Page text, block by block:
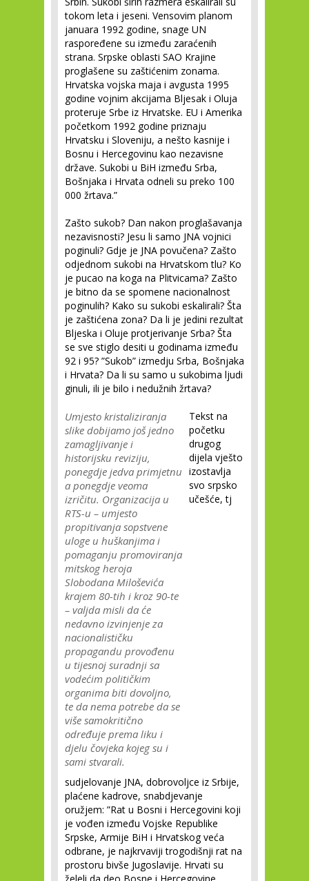
tokom leta i jeseni. Vensovim planom
januara 1992 godine, snage UN
raspoređene su između zaraćenih
strana. Srpske oblasti SAO Krajine
proglašene su zaštićenim zonama.
Hrvatska vojska maja i avgusta 1995
godine vojnim akcijama Bljesak i Oluja
proteruje Srbe iz Hrvatske. EU i Amerika
početkom 1992 godine priznaju
Hrvatsku i Sloveniju, a nešto kasnije i
Bosnu i Hercegovinu kao nezavisne
države. Sukobi u BiH između Srba,
Bošnjaka i Hrvata odneli su preko 100
000 žrtava.”
Zašto sukob? Dan nakon proglašavanja
nezavisnosti? Jesu li samo JNA vojnici
poginuli? Gdje je JNA povučena? Zašto
odjednom sukobi na Hrvatskom tlu? Ko
je pucao na koga na Plitvicama? Zašto
je bitno da se spomene nacionalnost
poginulih? Kako su sukobi eskalirali? Šta
je zaštićena zona? Da li je jedini rezultat
Bljeska i Oluje protjerivanje Srba? Šta
se sve stiglo desiti u godinama između
92 i 95? ”Sukob” izmedju Srba, Bošnjaka
i Hrvata? Da li su samo u sukobima ljudi
ginuli, ili je bilo i nedužnih žrtava?
Umjesto kristaliziranja
slike dobijamo još jedno
zamagljivanje i
historijsku reviziju,
ponegdje jedva primjetnu
a ponegdje veoma
izričitu. Organizacija u
RTS-u – umjesto
propitivanja sopstvene
uloge u huškanjima i
pomaganju promoviranja
mitskog heroja
Slobodana Miloševića
krajem 80-tih i kroz 90-te
– valjda misli da će
nedavno izvinjenje za
nacionalističku
propagandu provođenu
u tijesnoj suradnji sa
vodećim političkim
organima biti dovoljno,
te da nema potrebe da se
više samokritično
određuje prema liku i
djelu čovjeka kojeg su i
sami stvarali.
Tekst na
početku
drugog
dijela vješto
izostavlja
svo srpsko
učešće, tj
sudjelovanje JNA, dobrovoljce iz Srbije,
plaćene kadrove, snabdjevanje
oružjem: ”Rat u Bosni i Hercegovini koji
je vođen između Vojske Republike
Srpske, Armije BiH i Hrvatskog veća
odbrane, je najkrvaviji trogodišnji rat na
prostoru bivše Jugoslavije. Hrvati su